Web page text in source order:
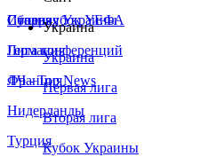
Сборная Украины
Италия
Германия
Франция
Нидерланды
Турция
Суперкубок УЕФА
Лига конференций
ЛЧ - Top News
Украина
Украина
Первая лига
Вторая лига
Кубок Украины